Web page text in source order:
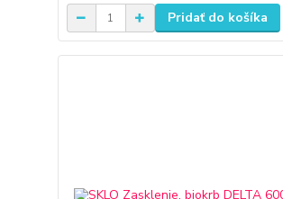
Pridať do košíka